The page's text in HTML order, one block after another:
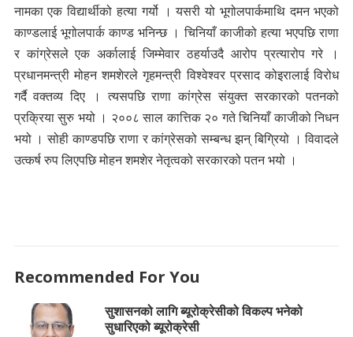
नामका एक विद्यार्थीको हत्या गर्यो । यसरी यो भूगोलपार्कमाथि दमन भएको
काण्डलाई भूगोलपार्क काण्ड भनिन्छ । चिनियाँ काजीको हत्या भएपछि राणा
र कांग्रेसले एक अर्कालाई जिम्मेवार ठहर्याउदै आरोप प्रत्यारोप गरे ।
प्रधानमन्त्री मोहन शमशेरले गृहमन्त्री विश्वेश्वर प्रसाद कोइरालाई विरोध
गर्दै वक्तव्य दिए । त्यसपछि राणा कांग्रेस संयुक्त सरकारको पतनको
प्रक्रिया सुरु भयो । २००८ साल कात्तिक २० गते चिनियाँ काजीको निधन
भयो । सोही काण्डपछि राणा र कांग्रेसको सम्बन्ध झन् बिग्रियो । विवादले
उत्कर्ष रुप लिएपछि मोहन शमशेर नेतृत्वको सरकारको पतन भयो ।
Recommended For You
सुशासनको लागि ब्यूरोक्रेसीको विकल्प भनेको
सुधारिएको ब्यूरोक्रेसी